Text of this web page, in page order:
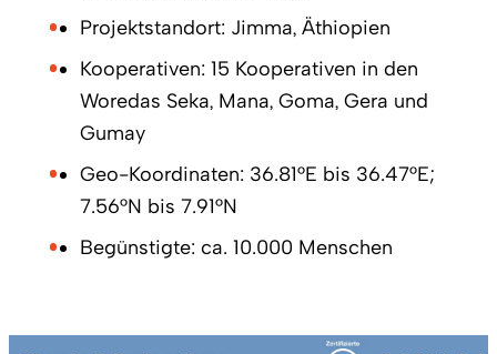
Projektstandort: Jimma, Äthiopien
Kooperativen: 15 Kooperativen in den
Woredas Seka, Mana, Goma, Gera und
Gumay
Geo-Koordinaten: 36.81°E bis 36.47°E;
7.56°N bis 7.91°N
Begünstigte: ca. 10.000 Menschen